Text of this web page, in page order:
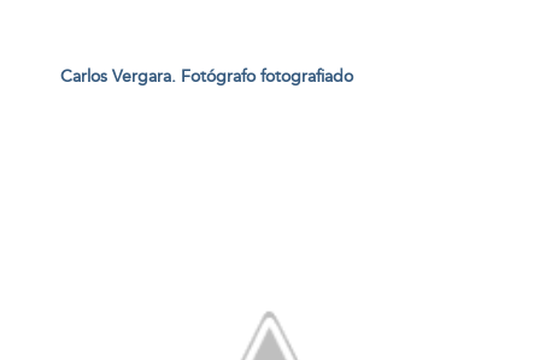
Carlos Vergara. Fotógrafo fotografiado